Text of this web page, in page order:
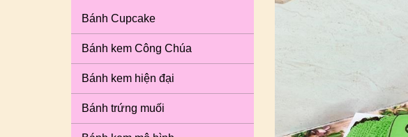
Bánh Cupcake
Bánh kem Công Chúa
Bánh kem hiện đại
Bánh trứng muối